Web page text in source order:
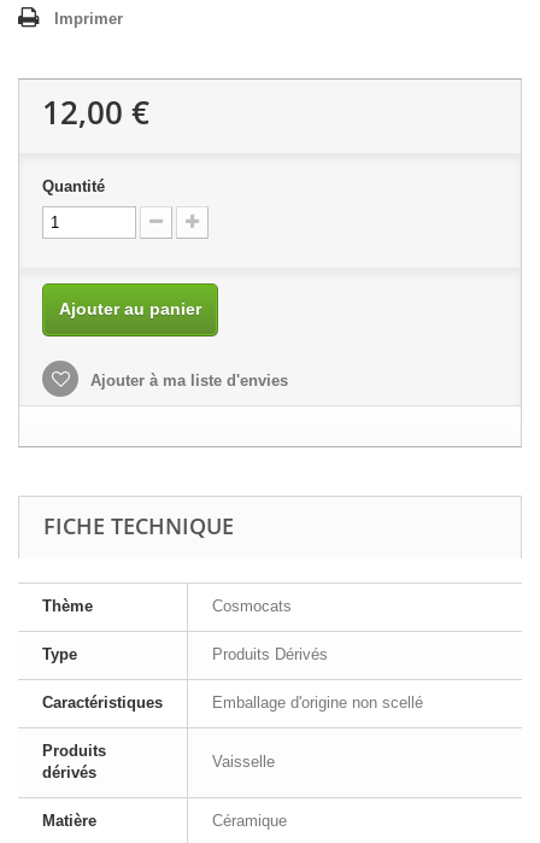
Imprimer
12,00 €
Quantité
Ajouter au panier
Ajouter à ma liste d'envies
FICHE TECHNIQUE
Thème Cosmocats
Type Produits Dérivés
Caractéristiques Emballage d'origine non scellé
Produits
dérivés
Vaisselle
Matière Céramique